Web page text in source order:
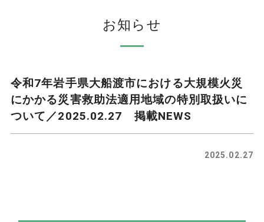
お知らせ
令和7年岩手県大船渡市における大規模火災
にかかる災害救助法適用地域の特別取扱いに
ついて／2025.02.27 掲載NEWS
2025.02.27